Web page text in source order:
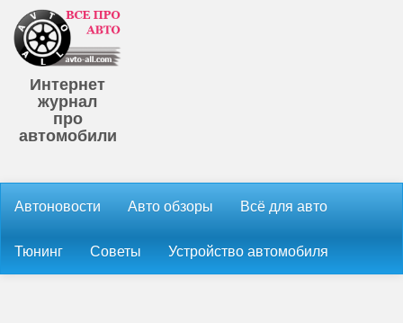
Интернет
журнал
про
автомобили
Автоновости Авто обзоры Всё для авто
Тюнинг Советы Устройство автомобиля